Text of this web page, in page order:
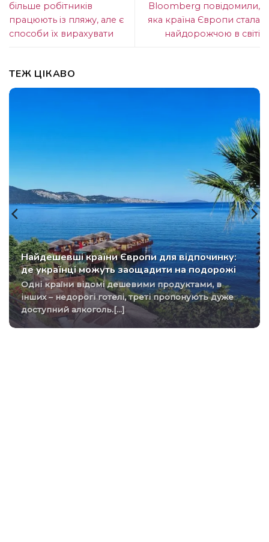
більше робітників
працюють із пляжу, але є
способи їх вирахувати
Bloomberg повідомили,
яка країна Європи стала
найдорожчою в світі
ТЕЖ ЦІКАВО
Найдешевші країни Європи для відпочинку:
де українці можуть заощадити на подорожі
Одні країни відомі дешевими продуктами, в
інших – недорогі готелі, треті пропонують дуже
доступний алкоголь.[...]